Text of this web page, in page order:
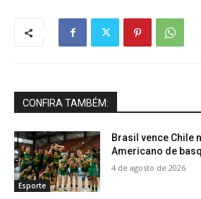
CONFIRA TAMBÉM:
Esporte
Brasil vence Chile
Americano de
4 de agosto de 2026